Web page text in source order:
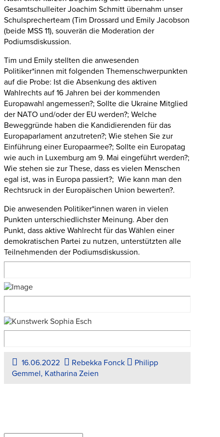
Gesamtschulleiter Joachim Schmitt übernahm unser
Schulsprecherteam (Tim Drossard und Emily Jacobson
(beide MSS 11), souverän die Moderation der
Podiumsdiskussion.
Tim und Emily stellten die anwesenden
Politiker*innen mit folgenden Themenschwerpunkten
auf die Probe: Ist die Absenkung des aktiven
Wahlrechts auf 16 Jahren bei der kommenden
Europawahl angemessen?; Sollte die Ukraine Mitglied
der NATO und/oder der EU werden?; Welche
Beweggründe haben die Kandidierenden für das
Europaparlament anzutreten?; Wie stehen Sie zur
Einführung einer Europaarmee?; Sollte ein Europatag
wie auch in Luxemburg am 9. Mai eingeführt werden?;
Wie stehen sie zur These, dass es vielen Menschen
egal ist, was in Europa passiert?; Wie kann man den
Rechtsruck in der Europäischen Union bewerten?.
Die anwesenden Politiker*innen waren in vielen
Punkten unterschiedlichster Meinung. Aber den
Punkt, dass aktive Wahlrecht für das Wählen einer
demokratischen Partei zu nutzen, unterstützten alle
Teilnehmenden der Podiumsdiskussion.
16.06.2022 Rebekka Fonck
Philipp
Gemmel, Katharina Zeien